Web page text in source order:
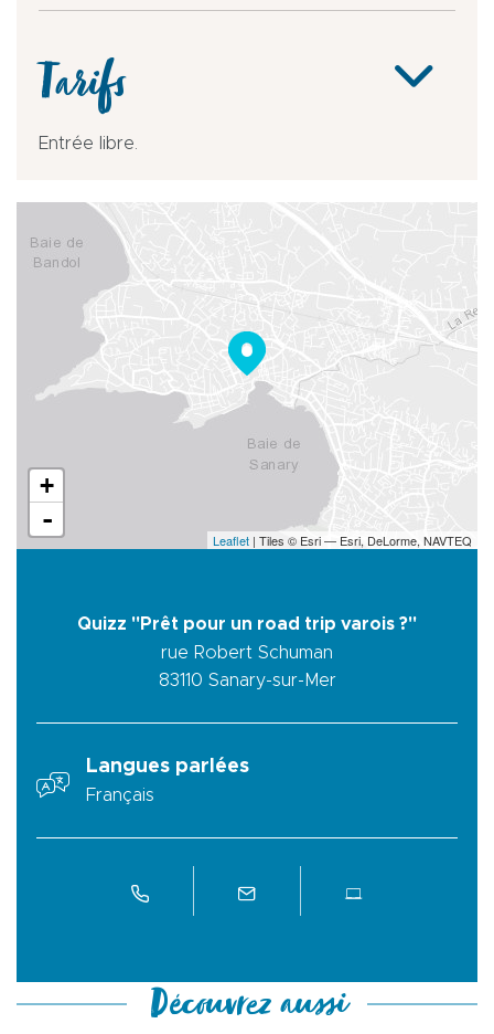
Tarifs
Entrée libre.
+
-
Leaflet | Tiles © Esri — Esri, DeLorme, NAVTEQ
Quizz "Prêt pour un road trip varois ?"
rue Robert Schuman
83110 Sanary-sur-Mer
Langues parlées
Français
Découvrez aussi